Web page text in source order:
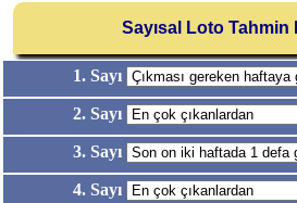
Sayısal Loto Tahmin
1. Sayı
2. Sayı
3. Sayı
4. Sayı